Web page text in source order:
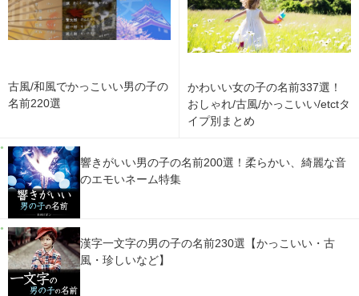
古風/和風でかっこいい男の子の
名前220選
かわいい女の子の名前337選！
おしゃれ/古風/かっこいい/etctタ
イプ別まとめ
響きがいい男の子の名前200選！柔らかい、綺麗な音
のエモいネーム特集
漢字一文字の男の子の名前230選【かっこいい・古
風・珍しいなど】